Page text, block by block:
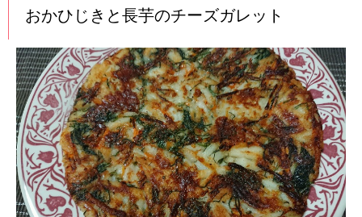
Online shop
お問い合わせ
Contact
おかひじきと長芋のチーズガレット